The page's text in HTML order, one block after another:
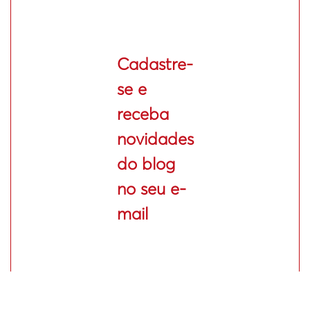
Cadastre-
se e
receba
novidades
do blog
no seu e-
mail